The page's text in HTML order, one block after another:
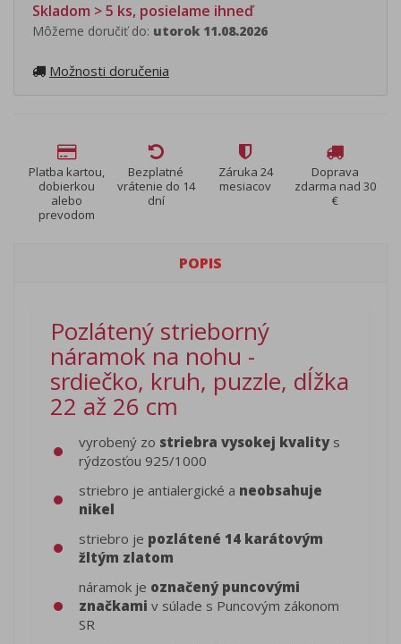
Skladom > 5 ks, posielame ihneď
Môžeme doručiť do: utorok 11.08.2026
Možnosti doručenia
Platba kartou,
dobierkou
alebo
prevodom
Bezplatné
vrátenie do 14
dní
Záruka 24
mesiacov
Doprava
zdarma nad 30
€
POPIS
Pozlátený strieborný
náramok na nohu -
srdiečko, kruh, puzzle, dĺžka
22 až 26 cm
vyrobený zo striebra vysokej kvalitys
rýdzosťou 925/1000
striebro je antialergické a neobsahuje
nikel
striebro je pozlátené 14 karátovým
žltým zlatom
náramok je označený puncovými
značkami v súlade s Puncovým zákonom
SR